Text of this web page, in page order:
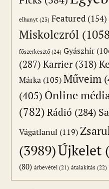
elhunyt (23) Featured (154)
Miskolczról
főszerkesztő (24) Gyászhír
(287) Karrier(318)
Márka (105) Műveim
(405) Online
(782) Rádió (284)
Vágatlanul (119)
(3989)Újkelet
(80) árbevétel (21) átalakítás (22)